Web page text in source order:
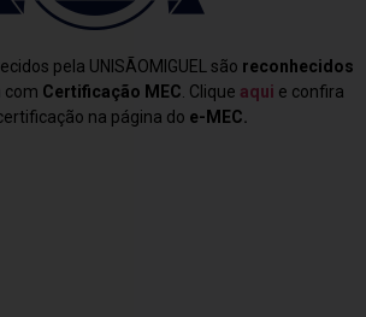
pela UNISÃOMIGUEL são reconhecidos
com Certificação MEC . Clique aqui e confira
na página do e-MEC.